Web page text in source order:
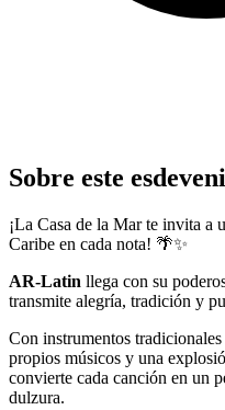
Sobre este
¡La Casa de la Mar te invita a
Caribe en cada nota! 🌴✨
AR-Latin llega con su
transmite alegría, tradición y
Con instrumentos
propios músicos y una
convierte cada canción en un
dulzura.